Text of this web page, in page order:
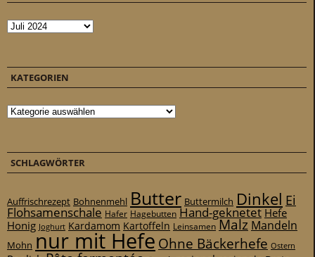
Archiv
KATEGORIEN
Kategorien
SCHLAGWÖRTER
Auffrischrezept Bohnenmehl Butter Buttermilch Dinkel Ei
Flohsamenschale Hafer Hagebutten Hand-geknetet Hefe
Honig Joghurt Kardamom Kartoffeln Leinsamen Malz Mandeln
Mohn nur mit Hefe Ohne Bäckerhefe Ostern